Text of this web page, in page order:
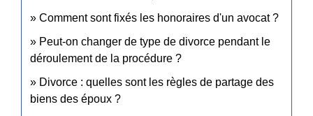
Comment sont fixés les honoraires d'un avocat ?
Peut-on changer de type de divorce pendant le
déroulement de la procédure ?
Divorce : quelles sont les règles de partage des
biens des époux ?